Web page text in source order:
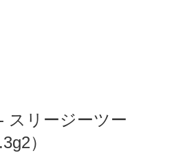
スリージーツー
）